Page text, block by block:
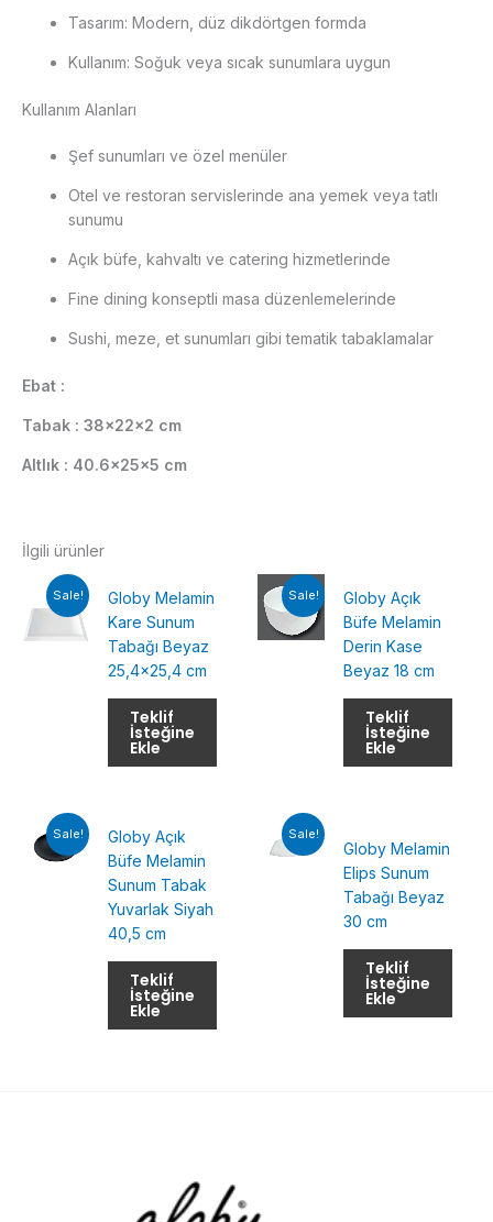
Tasarım: Modern, düz dikdörtgen formda
Kullanım: Soğuk veya sıcak sunumlara uygun
Kullanım Alanları
Şef sunumları ve özel menüler
Otel ve restoran servislerinde ana yemek veya tatlı
sunumu
Açık büfe, kahvaltı ve catering hizmetlerinde
Fine dining konseptli masa düzenlemelerinde
Sushi, meze, et sunumları gibi tematik tabaklamalar
Ebat :
Tabak : 38x22x2 cm
Altlık : 40.6x25x5 cm
İlgili ürünler
Sale!
Globy Melamin
Kare Sunum
Tabağı Beyaz
25,4×25,4 cm
Teklif
İsteğine
Ekle
Sale!
Globy Açık
Büfe Melamin
Derin Kase
Beyaz 18 cm
Teklif
İsteğine
Ekle
Sale!
Globy Açık
Büfe Melamin
Sunum Tabak
Yuvarlak Siyah
40,5 cm
Teklif
İsteğine
Ekle
Sale!
Globy Melamin
Elips Sunum
Tabağı Beyaz
30 cm
Teklif
İsteğine
Ekle